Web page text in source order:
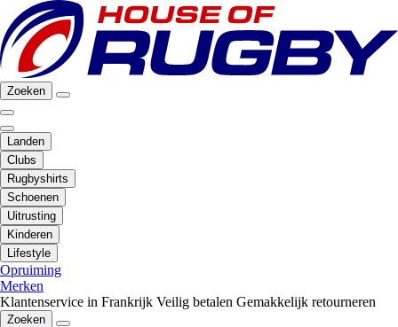
Zoeken
Landen
Clubs
Rugbyshirts
Schoenen
Uitrusting
Kinderen
Lifestyle
Opruiming
Merken
Klantenservice in Frankrijk Veilig betalen Gemakkelijk retourneren
Zoeken